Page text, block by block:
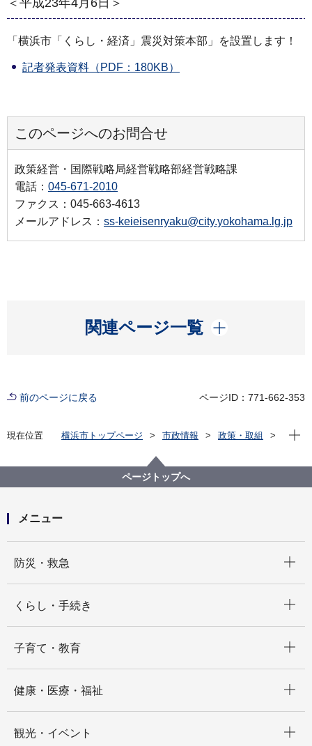
＜平成23年4月6日＞
「横浜市「くらし・経済」震災対策本部」を設置します！
記者発表資料（PDF：180KB）
このページへのお問合せ
政策経営・国際戦略局経営戦略部経営戦略課
電話： 045-671-2010
ファクス：045-663-4613
メールアドレス： ss-keieisenryaku@city.yokohama.lg.jp
関連ページ一覧
開く
前のページに戻る ページID：771-662-353
現在位置 横浜市トップページ 市政情報
政策・取組
「総合的な震災対策の考え方」
現在
ページトップへ
メニュー
防災・救急
くらし・手続き
子育て・教育
健康・医療・福祉
観光・イベント